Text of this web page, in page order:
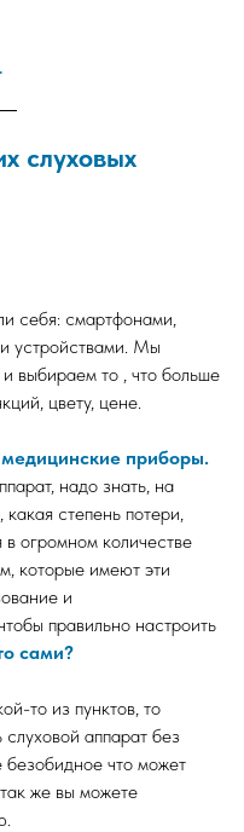
слуховых
себя: смартфонами,
устройствами. Мы
выбираем то , что больше
цвету, цене.
приборы.
надо знать, на
степень потери,
в огромном количестве
которые имеют эти
и
правильно настроить
сами?
то из пунктов, то
аппарат без
безобидное что может
же вы можете